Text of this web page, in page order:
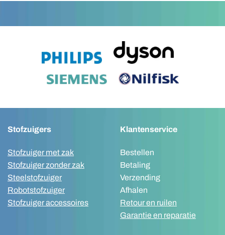
Stofzuigers
Stofzuiger met zak
Stofzuiger zonder zak
Steelstofzuiger
Robotstofzuiger
Stofzuiger accessoires
Klantenservice
Bestellen
Betaling
Verzending
Afhalen
Retour en ruilen
Garantie en reparatie